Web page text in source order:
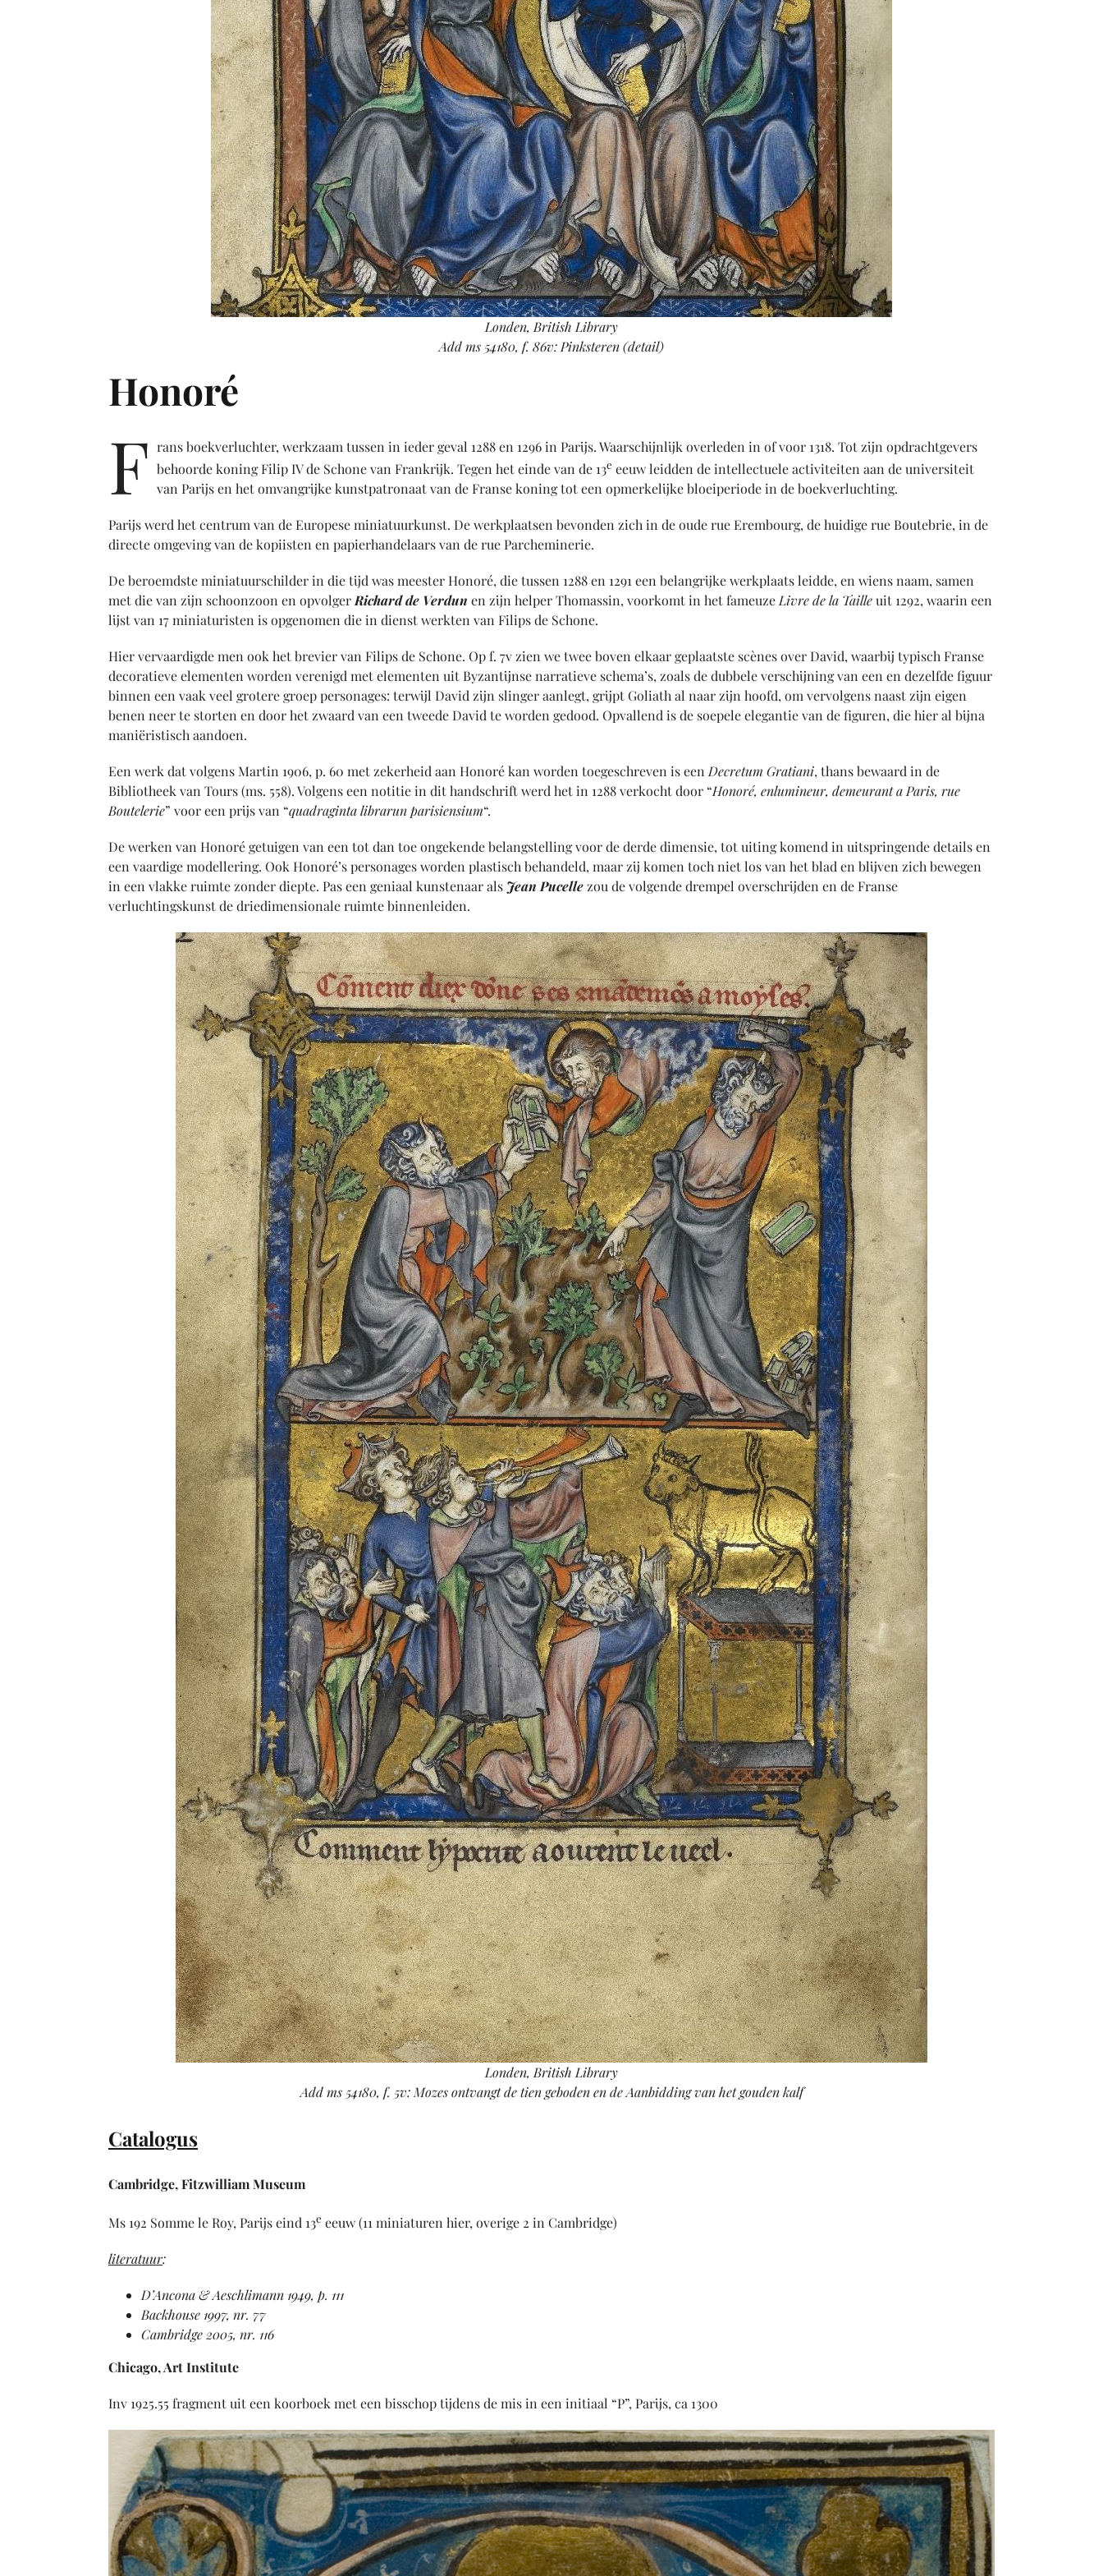
Londen, British Library
Add ms 54180, f. 86v: Pinksteren (detail)
Honoré
F rans boekverluchter, werkzaam tussen in ieder geval 1288 en 1296 in Parijs. Waarschijnlijk overleden in of voor 1318. Tot zijn opdrachtgevers
behoorde koning Filip IV de Schone van Frankrijk. Tegen het einde van de 13e eeuw leidden de intellectuele activiteiten aan de universiteit
van Parijs en het omvangrijke kunstpatronaat van de Franse koning tot een opmerkelijke bloeiperiode in de boekverluchting.
Parijs werd het centrum van de Europese miniatuurkunst. De werkplaatsen bevonden zich in de oude rue Erembourg, de huidige rue Boutebrie, in de
directe omgeving van de kopiisten en papierhandelaars van de rue Parcheminerie.
De beroemdste miniatuurschilder in die tijd was meester Honoré, die tussen 1288 en 1291 een belangrijke werkplaats leidde, en wiens naam, samen
met die van zijn schoonzoon en opvolger Richard de Verdun en zijn helper Thomassin, voorkomt in het fameuze Livre de la Tailleuit 1292, waarin een
lijst van 17 miniaturisten is opgenomen die in dienst werkten van Filips de Schone.
Hier vervaardigde men ook het brevier van Filips de Schone. Op f. 7v zien we twee boven elkaar geplaatste scènes over David, waarbij typisch Franse
decoratieve elementen worden verenigd met elementen uit Byzantijnse narratieve schema’s, zoals de dubbele verschijning van een en dezelfde figuur
binnen een vaak veel grotere groep personages: terwijl David zijn slinger aanlegt, grijpt Goliath al naar zijn hoofd, om vervolgens naast zijn eigen
benen neer te storten en door het zwaard van een tweede David te worden gedood. Opvallend is de soepele elegantie van de figuren, die hier al bijna
maniëristisch aandoen.
Een werk dat volgens Martin 1906, p. 60 met zekerheid aan Honoré kan worden toegeschreven is een Decretum Gratiani, thans bewaard in de
Bibliotheek van Tours (ms. 558). Volgens een notitie in dit handschrift werd het in 1288 verkocht door “Honoré, enlumineur, demeurant a Paris, rue
Boutelerie” voor een prijs van “quadraginta librarun parisiensium“.
De werken van Honoré getuigen van een tot dan toe ongekende belangstelling voor de derde dimensie, tot uiting komend in uitspringende details en
een vaardige modellering. Ook Honoré’s personages worden plastisch behandeld, maar zij komen toch niet los van het blad en blijven zich bewegen
in een vlakke ruimte zonder diepte. Pas een geniaal kunstenaar als Jean Pucellezou de volgende drempel overschrijden en de Franse
verluchtingskunst de driedimensionale ruimte binnenleiden.
Londen, British Library
Add ms 54180, f. 5v: Mozes ontvangt de tien geboden en de Aanbidding van het gouden kalf
Catalogus
Cambridge, Fitzwilliam Museum
Ms 192 Somme le Roy, Parijs eind 13e eeuw (11 miniaturen hier, overige 2 in Cambridge)
literatuur:
D’Ancona & Aeschlimann 1949, p. 111
Backhouse 1997, nr. 77
Cambridge 2005, nr. 116
Chicago, Art Institute
Inv 1925.55 fragment uit een koorboek met een bisschop tijdens de mis in een initiaal “P”, Parijs, ca 1300